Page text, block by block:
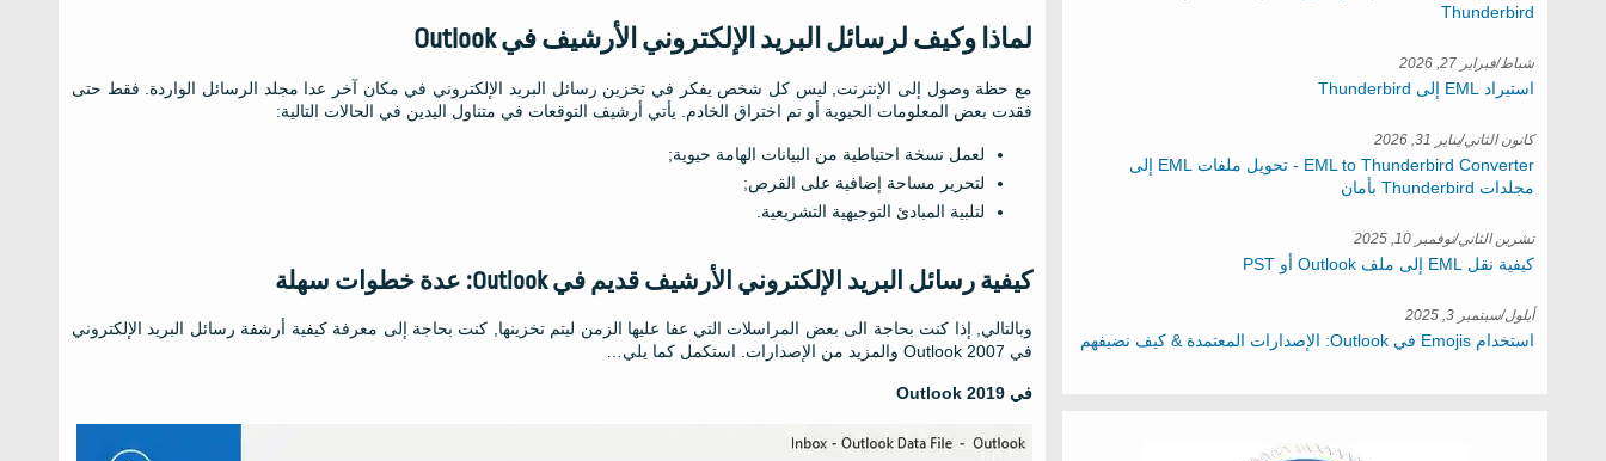
لماذا وكيف لرسائل البريد الإلكتروني الأرشيف في Outlook
مع حظة وصول إلى الإنترنت, ليس كل شخص يفكر في تخزين رسائل البريد الإلكتروني في مكان آخر عدا مجلد الرسائل الواردة. فقط حتى
فقدت بعض المعلومات الحيوية أو تم اختراق الخادم. يأتي أرشيف التوقعات في متناول اليدين في الحالات التالية:
لعمل نسخة احتياطية من البيانات الهامة حيوية;
لتحرير مساحة إضافية على القرص;
لتلبية المبادئ التوجيهية التشريعية.
كيفية رسائل البريد الإلكتروني الأرشيف قديم في Outlook: عدة خطوات سهلة
وبالتالي, إذا كنت بحاجة الى بعض المراسلات التي عفا عليها الزمن ليتم تخزينها, كنت بحاجة إلى معرفة كيفية أرشفة رسائل البريد الإلكتروني
في Outlook 2007 والمزيد من الإصدارات. استكمل كما يلي…
في Outlook 2019
Thunderbird
شباط/فبراير 27, 2026
استيراد EML إلى Thunderbird
كانون الثاني/يناير 31, 2026
EML to Thunderbird Converter - تحويل ملفات EML إلى
مجلدات Thunderbird بأمان
تشرين الثاني/نوفمبر 10, 2025
كيفية نقل EML إلى ملف Outlook أو PST
أيلول/سبتمبر 3, 2025
استخدام Emojis في Outlook: الإصدارات المعتمدة & كيف نضيفهم